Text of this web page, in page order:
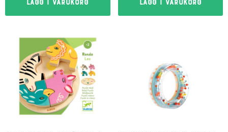
Lägg i varukorg Lägg i varukorg